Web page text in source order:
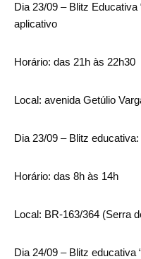
Dia 23/09 – Blitz
aplicativo
Horário: das 21h às 22h30
Local: avenida Getúlio
Dia 23/09 – Blitz
Horário: das 8h às 14h
Local: BR-163/364 (Serra
Dia 24/09 – Blitz educativa